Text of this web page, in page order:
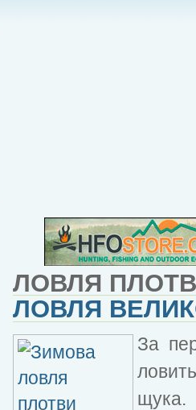
ЛОВЛЯ
ЛОВЛЯ
За
щука.